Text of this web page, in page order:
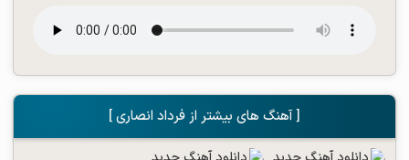
[ آهنگ های بیشتر از فرداد انصاری ]